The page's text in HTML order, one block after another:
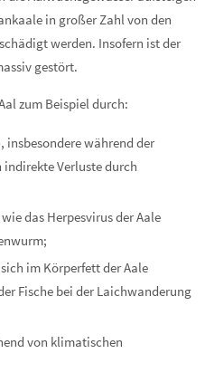
in großer Zahl von den
werden. Insofern ist der
gestört.
zum Beispiel durch:
, insbesondere während der
Verluste durch
wie das Herpesvirus der Aale
im Körperfett der Aale
Fische bei der Laichwanderung
von klimatischen